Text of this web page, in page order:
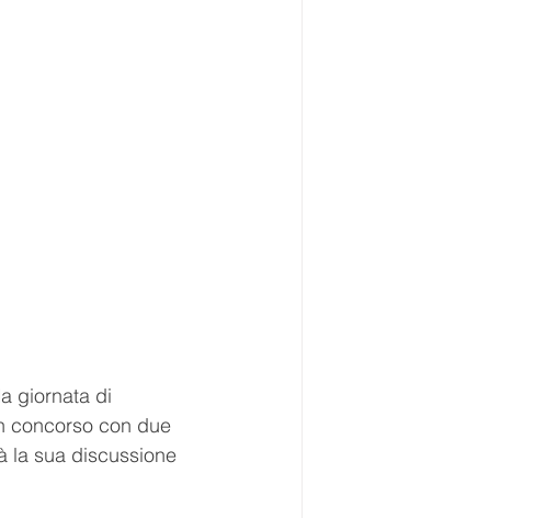
giornata di
concorso con due
la sua discussione